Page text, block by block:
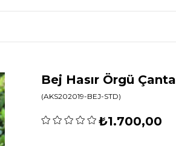
Bej Hasır Örgü Çanta
(AKS202019-BEJ-STD)
₺1.700,00